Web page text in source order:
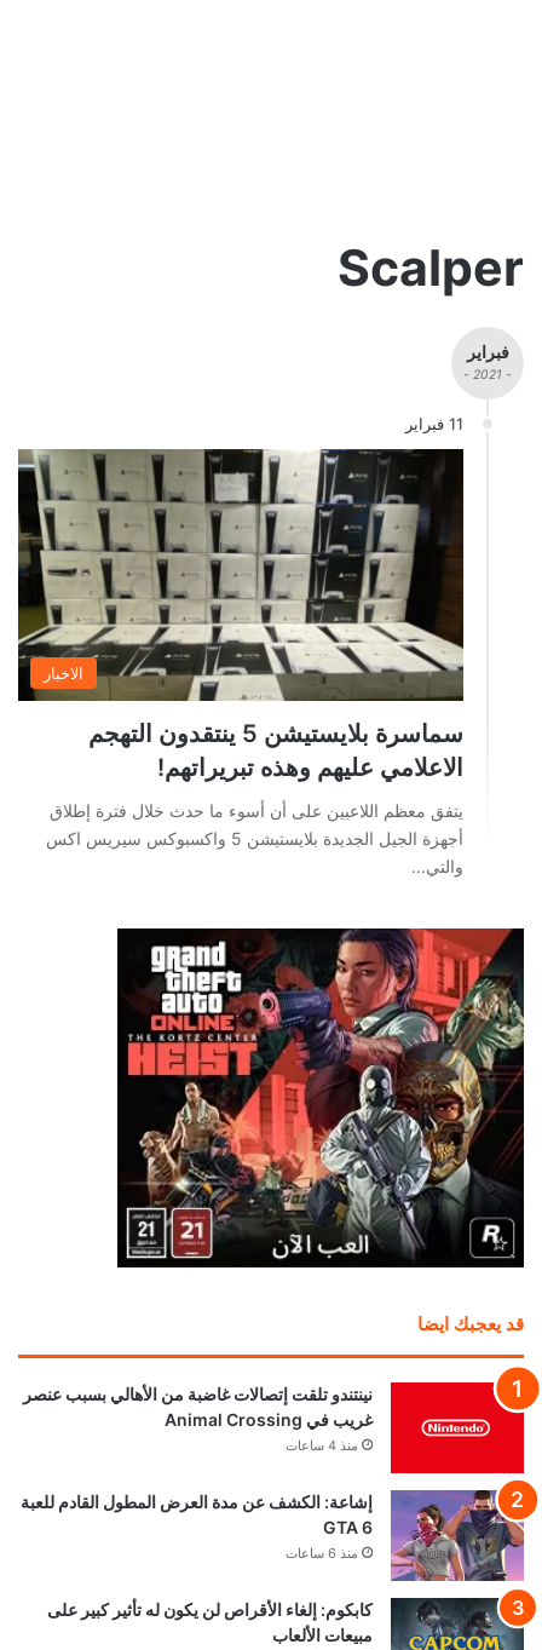
Scalper
فبراير
- 2021 -
11 فبراير
الاخبار
سماسرة بلايستيشن 5 ينتقدون التهجم
الاعلامي عليهم وهذه تبريراتهم!
يتفق معظم اللاعبين على أن أسوء ما حدث خلال فترة إطلاق
أجهزة الجيل الجديدة بلايستيشن 5 واكسبوكس سيريس اكس
والتي…
قد يعجبك ايضا
نينتندو تلقت إتصالات غاضبة من الأهالي بسبب عنصر
غريب في Animal Crossing
منذ 4 ساعات
إشاعة: الكشف عن مدة العرض المطول القادم للعبة
GTA 6
منذ 6 ساعات
كابكوم: إلغاء الأقراص لن يكون له تأثير كبير على
مبيعات الألعاب